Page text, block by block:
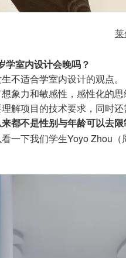
学室内设计会晚吗？
不适合学室内设计的观点。
象力和敏感性，感性化的
解项目的技术要求，同时
都不是性别与年龄可以去
一下我们学生Yoyo Zhou